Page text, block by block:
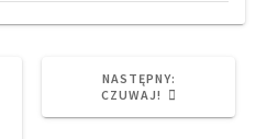
NASTĘPNY:
POST:
CZUWAJ!